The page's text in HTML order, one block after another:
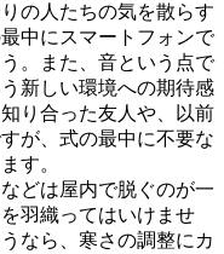
の人たちの気を散らす
中にスマートフォンで
。また、音という点で
新しい環境への期待感
り合った友人や、以前
が、式の最中に不要な
す。
どは屋内で脱ぐのが一
羽織ってはいけませ
なら、寒さの調整にカ